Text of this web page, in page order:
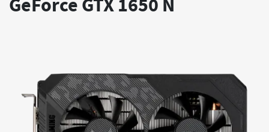
GeForce GTX 1650 N